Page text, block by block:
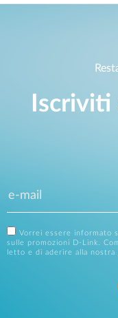
Vorrei essere informato
sulle promozioni D-Link.
letto e di aderire alla nostra